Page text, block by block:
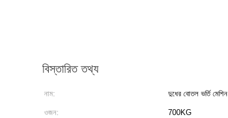
বিস্তারিত তথ্য
নাম: দুধের বোতল ভর্তি মেশিন
ওজন: 700KG